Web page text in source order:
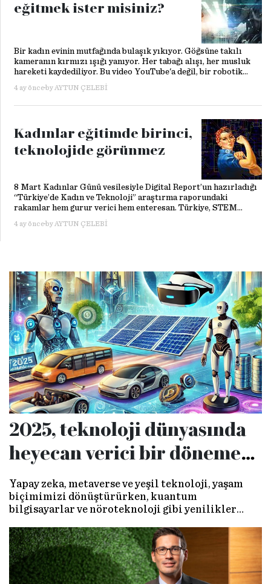
eğitmek ister misiniz?
Bir kadın evinin mutfağında bulaşık yıkıyor. Göğsüne takılı
kameranın kırmızı ışığı yanıyor. Her tabağı alışı, her musluk
hareketi kaydediliyor. Bu video YouTube'a değil, bir robotik
şirketine gidecek. Karşılığında iki saatte 80 dolar kazanacak.
2026'da iş yapış biçimlerimiz sessizce ama oldukça derinden
4 ay önceby AYTUN ÇELEBI
Kadınlar eğitimde birinci,
teknolojide görünmez
8 Mart Kadınlar Günü vesilesiyle Digital Report’un hazırladığı
“Türkiye’de Kadın ve Teknoloji” araştırma raporundaki
rakamlar hem gurur verici hem enteresan. Türkiye, STEM
mezunlarında kadın oranıyla dünyada birinci sırada.
Üniversitelerin mühendislik, bilim ve teknoloji bölümlerinden
4 ay önceby AYTUN ÇELEBI
2025, teknoloji dünyasında
heyecan verici bir dönemeç
olacak
Yapay zeka, metaverse ve yeşil teknoloji, yaşam
biçimimizi dönüştürürken, kuantum
bilgisayarlar ve nöroteknoloji gibi yenilikler
odaklı bir çağın kapılarını aralıyor.